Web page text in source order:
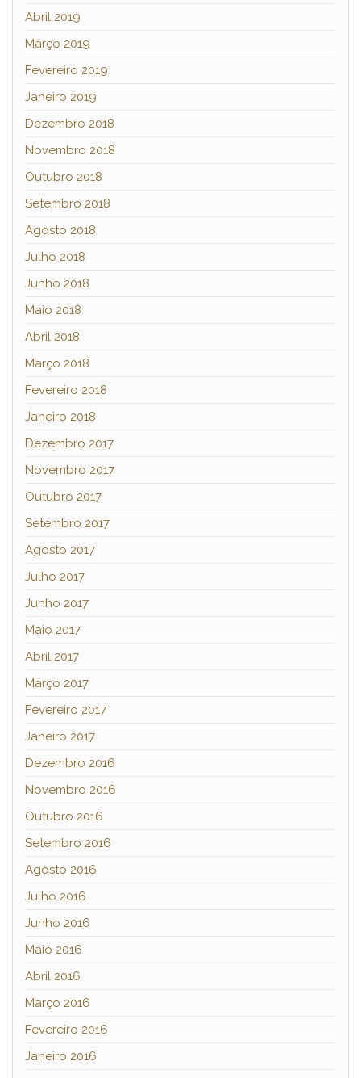
Abril 2019
Março 2019
Fevereiro 2019
Janeiro 2019
Dezembro 2018
Novembro 2018
Outubro 2018
Setembro 2018
Agosto 2018
Julho 2018
Junho 2018
Maio 2018
Abril 2018
Março 2018
Fevereiro 2018
Janeiro 2018
Dezembro 2017
Novembro 2017
Outubro 2017
Setembro 2017
Agosto 2017
Julho 2017
Junho 2017
Maio 2017
Abril 2017
Março 2017
Fevereiro 2017
Janeiro 2017
Dezembro 2016
Novembro 2016
Outubro 2016
Setembro 2016
Agosto 2016
Julho 2016
Junho 2016
Maio 2016
Abril 2016
Março 2016
Fevereiro 2016
Janeiro 2016